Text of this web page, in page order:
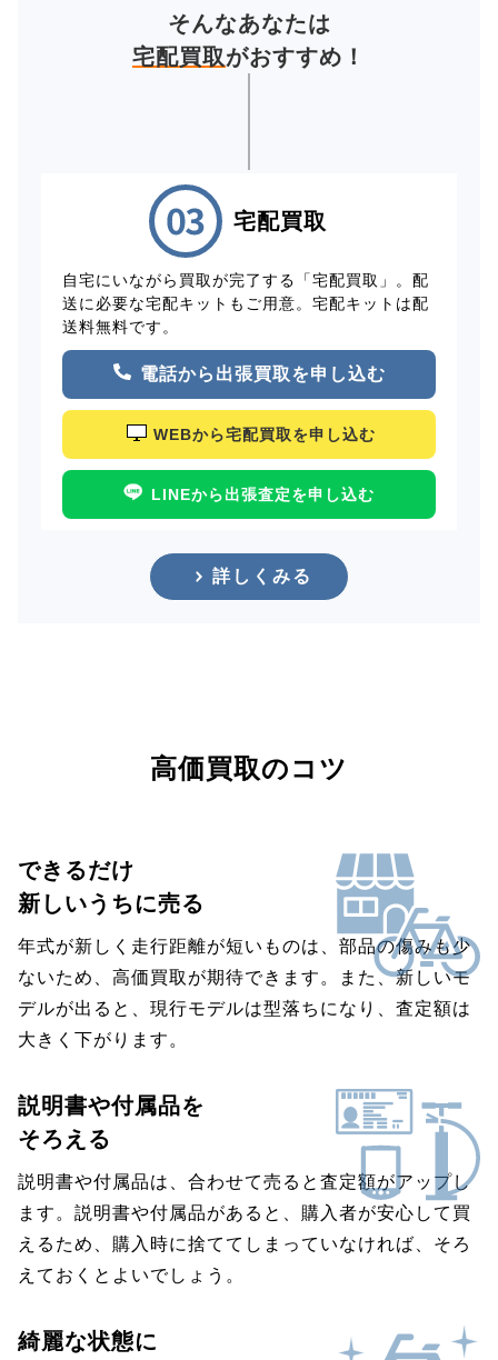
そんなあなたは
宅配買取がおすすめ！
宅配買取
自宅にいながら買取が完了する「宅配買取」。配
送に必要な宅配キットもご用意。宅配キットは配
送料無料です。
電話から出張買取を申し込む
WEBから宅配買取を申し込む
LINEから出張査定を申し込む
詳しくみる
高価買取のコツ
できるだけ
新しいうちに売る
年式が新しく走行距離が短いものは、部品の傷みも少
ないため、高価買取が期待できます。また、新しいモ
デルが出ると、現行モデルは型落ちになり、査定額は
大きく下がります。
説明書や付属品を
そろえる
説明書や付属品は、合わせて売ると査定額がアップし
ます。説明書や付属品があると、購入者が安心して買
えるため、購入時に捨ててしまっていなければ、そろ
えておくとよいでしょう。
綺麗な状態に